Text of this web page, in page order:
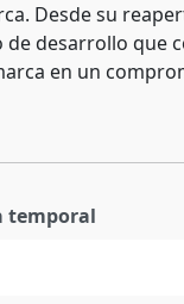
Desde su
desarrollo
en un
temporal